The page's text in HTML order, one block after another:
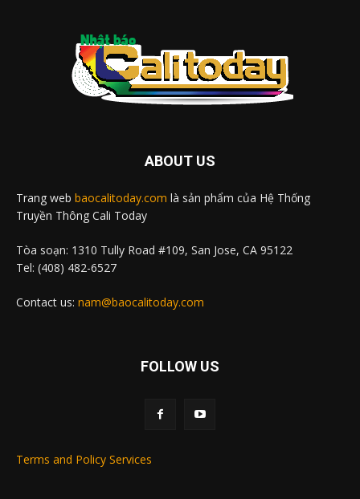
ABOUT US
Trang web baocalitoday.com là sản phẩm của Hệ Thống
Truyền Thông Cali Today
Tòa soạn: 1310 Tully Road #109, San Jose, CA 95122
Tel: (408) 482-6527
Contact us: nam@baocalitoday.com
FOLLOW US
Terms and Policy Services